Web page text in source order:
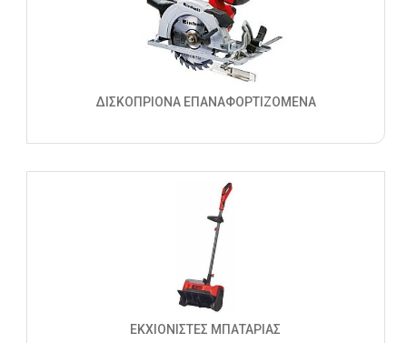
ΔΙΣΚΟΠΡΙΟΝΑ ΕΠΑΝΑΦΟΡΤΙΖΟΜΕΝΑ
ΕΚΧΙΟΝΙΣΤΕΣ ΜΠΑΤΑΡΙΑΣ